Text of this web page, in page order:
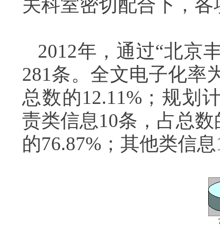
关科室密切配合下，
2012年，通过“北京
281条。全文电子化率
总数的12.11%；规划
责类信息10条，占总
的76.87%；其他类信